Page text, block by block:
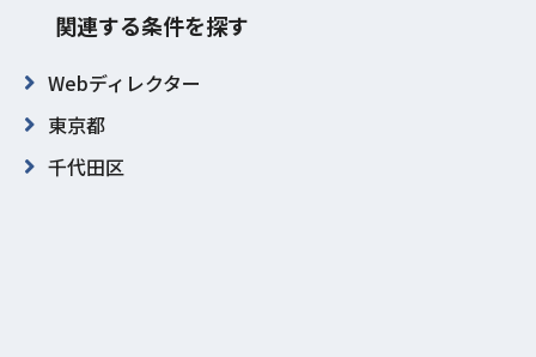
関連する条件を探す
Webディレクター
東京都
千代田区